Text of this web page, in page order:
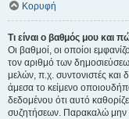
Κορυφή
Τι είναι ο βαθμός μου και
Οι βαθμοί, οι οποίοι
τον αριθμό των
μελών, π.χ. συντονιστές και
άμεσα το κείμενο
δεδομένου ότι αυτό
συζητήσεων. Παρακαλώ μην